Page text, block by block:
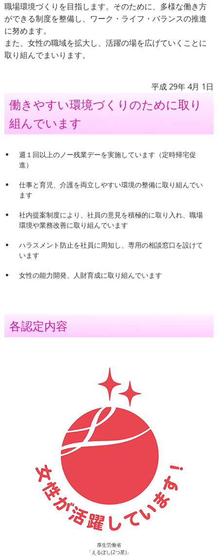
職場環境づくりを目指します。そのために、多様な働き方
ができる制度を整備し、ワーク・ライフ・バランスの推進
に努めます。
また、⼥性の職域を拡⼤し、活躍の場を広げていくことに
取り組んでまいります。
平成 29年 4月 1日
働きやすい環境づくりのために取り
組んでいます
週１回以上のノー残業デーを実施しています（定時帰宅促
進）
仕事と育児、介護を両立しやすい環境の整備に取り組んでい
ます
社内提案制度により、社員の意見を積極的に取り入れ、職場
環境や業務改善に取り組んでいます
ハラスメント防止を社員に周知し、専用の相談窓口を設けて
います
女性の能力開発、人財育成に取り組んでいます
各認定内容
厚生労働省
「えるぼし(2つ星)」